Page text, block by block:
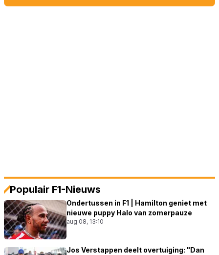
Populair F1-Nieuws
Ondertussen in F1 | Hamilton geniet met
nieuwe puppy Halo van zomerpauze
aug 08, 13:10
Jos Verstappen deelt overtuiging: "Dan